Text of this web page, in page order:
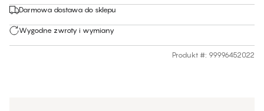
Darmowa dostawa do sklepu
Wygodne zwroty i wymiany
Produkt #: 99996452022